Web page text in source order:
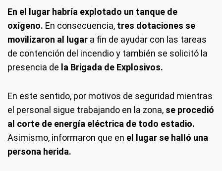
En el lugar habría explotado un tanque de
oxígeno. En consecuencia, tres dotaciones se
movilizaron al lugar a fin de ayudar con las tareas
de contención del incendio y también se solicitó la
presencia de la Brigada de Explosivos.
En este sentido, por motivos de seguridad mientras
el personal sigue trabajando en la zona, se procedió
al corte de energía eléctrica de todo estadio.
Asimismo, informaron que en el lugar se halló una
persona herida.